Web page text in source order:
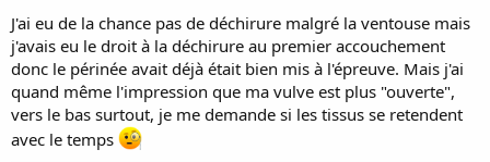
J'ai eu de la chance pas de déchirure malgré la ventouse mais
j'avais eu le droit à la déchirure au premier accouchement
donc le périnée avait déjà était bien mis à l'épreuve. Mais j'ai
quand même l'impression que ma vulve est plus "ouverte",
vers le bas surtout, je me demande si les tissus se retendent
avec le temps